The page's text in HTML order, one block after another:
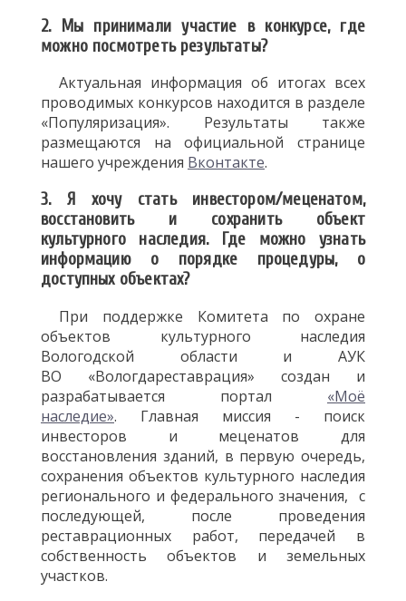
2. Мы принимали участие в конкурсе, где
можно посмотреть результаты?
Актуальная информация об итогах всех
проводимых конкурсов находится в разделе
«Популяризация». Результаты также
размещаются на официальной странице
нашего учреждения Вконтакте.
3. Я хочу стать инвестором/меценатом,
восстановить и сохранить объект
культурного наследия. Где можно узнать
информацию о порядке процедуры, о
доступных объектах?
При поддержке Комитета по охране
объектов культурного наследия
Вологодской области и АУК
ВО «Вологдареставрация» создан и
разрабатывается портал «Моё
наследие». Главная миссия - поиск
инвесторов и меценатов для
восстановления зданий, в первую очередь,
сохранения объектов культурного наследия
регионального и федерального значения, с
последующей, после проведения
реставрационных работ, передачей в
собственность объектов и земельных
участков.